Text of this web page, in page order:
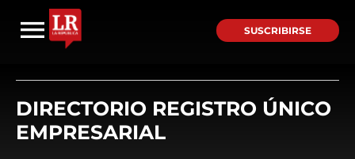
SUSCRIBIRSE
DIRECTORIO REGISTRO ÚNICO
EMPRESARIAL